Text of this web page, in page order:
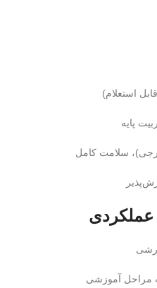
پایه
سلامت کامل
عملکردی
مراحل آموزشی